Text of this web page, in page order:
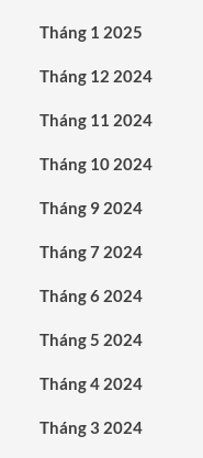
Tháng 1 2025
Tháng 12 2024
Tháng 11 2024
Tháng 10 2024
Tháng 9 2024
Tháng 7 2024
Tháng 6 2024
Tháng 5 2024
Tháng 4 2024
Tháng 3 2024